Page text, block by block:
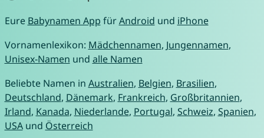
Eure Babynamen App fürAndroid und iPhone
Vornamenlexikon: Mädchennamen, Jungennamen,
Unisex-Namen und alle Namen
Beliebte Namen in Australien, Belgien, Brasilien,
Deutschland, Dänemark, Frankreich, Großbritannien,
Irland, Kanada, Niederlande, Portugal, Schweiz, Spanien,
USAund Österreich